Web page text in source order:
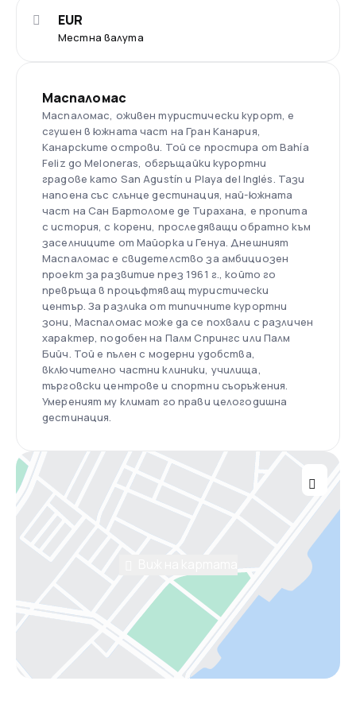
Местна валута
EUR
Маспаломас
Маспаломас, оживен туристически курорт, е
сгушен в южната част на Гран Канария,
Канарските острови. Той се простира от Bahía
Feliz до Meloneras, обгръщайки курортни
градове като San Agustín и Playa del Inglés. Тази
напоена със слънце дестинация, най-южната
част на Сан Бартоломе де Тирахана, е пропита
с история, с корени, проследяващи обратно към
заселниците от Майорка и Генуа. Днешният
Маспаломас е свидетелство за амбициозен
проект за развитие през 1961 г., който го
превръща в процъфтяващ туристически
център. За разлика от типичните курортни
зони, Маспаломас може да се похвали с различен
характер, подобен на Палм Спрингс или Палм
Бийч. Той е пълен с модерни удобства,
включително частни клиники, училища,
търговски центрове и спортни съоръжения.
Умереният му климат го прави целогодишна
дестинация.